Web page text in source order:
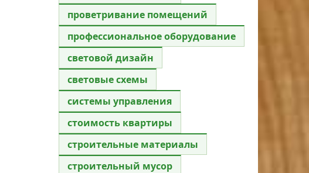
проветривание помещений
профессиональное оборудование
световой дизайн
световые схемы
системы управления
стоимость квартиры
строительные материалы
строительный мусор